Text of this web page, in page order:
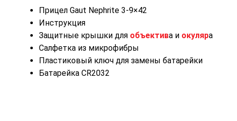
Прицел Gaut Nephrite 3-9×42
Инструкция
Защитные крышки для объектива и окуляра
Салфетка из микрофибры
Пластиковый ключ для замены батарейки
Батарейка CR2032